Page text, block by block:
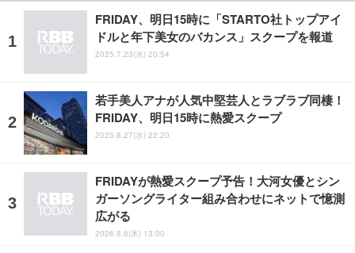
FRIDAY、明日15時に「STARTO社トップアイ
ドルと年下美女のバカンス」スクープを報道
2025.7.23(水) 20:54
若手美人アナが人気中堅芸人とラブラブ同棲！
FRIDAY、明日15時に熱愛スクープ
2025.8.27(水) 22:20
FRIDAYが熱愛スクープ予告！大河女優とシン
ガーソングライター組み合わせにネットで憶測
広がる
2026.8.6(木) 13:00